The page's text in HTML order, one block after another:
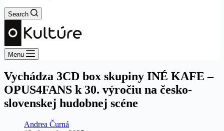
Search
Menu
Vychádza 3CD box skupiny INÉ KAFE –
OPUS4FANS k 30. výročiu na česko-
slovenskej hudobnej scéne
Andrea Čurná